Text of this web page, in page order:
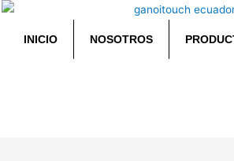
Ir
INICIO NOSOTROS